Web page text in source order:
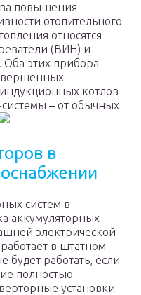
повышения
отопительного
относятся
(ВИН) и
этих прибора
котлов
– от обычных
в
систем в
аккумуляторных
электрической
в штатном
будет работать, если
полностью
установки